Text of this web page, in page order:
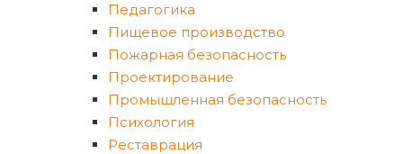
Педагогика
Пищевое производство
Пожарная безопасность
Проектирование
Промышленная безопасность
Психология
Реставрация